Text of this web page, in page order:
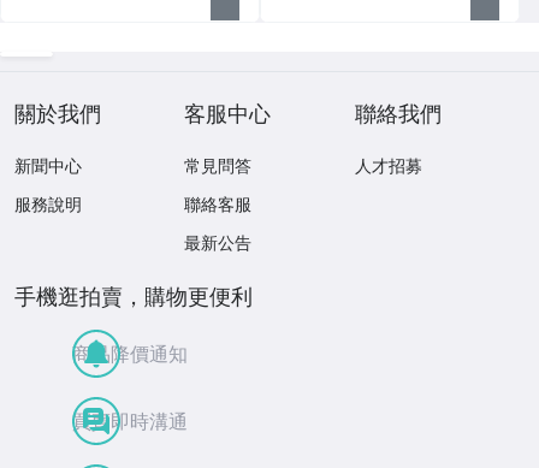
關於我們
新聞中心
服務說明
客服中心
常見問答
聯絡客服
最新公告
聯絡我們
人才招募
手機逛拍賣，購物更便利
商品降價通知
買賣即時溝通